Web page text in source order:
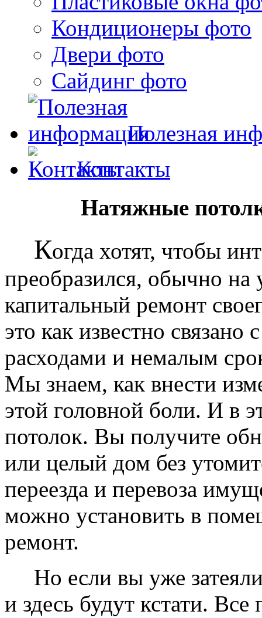
Кондиционеры фото
Двери фото
Сайдинг фото
Полезная
Контакты
Натяжные
Когда хотят, чтобы
преобразился, обычно на
капитальный ремонт
это как известно
расходами и немалым
Мы знаем, как внести
этой головной боли. И в
потолок. Вы получите
или целый дом без
переезда и перевоза
можно установить в
ремонт.
Но если вы уже
и здесь будут кстати.